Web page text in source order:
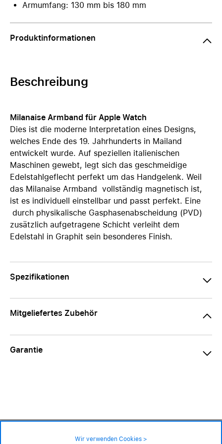
Armumfang: 130 mm bis 180 mm
Produktinformationen
Beschreibung
Milanaise Armband für Apple Watch
Dies ist die moderne Interpretation eines Designs,
welches Ende des 19. Jahrhunderts in Mailand
entwickelt wurde. Auf speziellen italienischen
Maschinen gewebt, legt sich das geschmeidige
Edelstahlgeflecht perfekt um das Handgelenk. Weil
das Milanaise Armband vollständig magnetisch ist,
ist es individuell einstellbar und passt perfekt. Eine
durch physikalische Gasphasenabscheidung (PVD)
zusätzlich aufgetragene Schicht verleiht dem
Edelstahl in Graphit sein besonderes Finish.
Spezifikationen
Mitgeliefertes Zubehör
Garantie
nur wenige Stk. an Lager – jetzt bestellen
Wir verwenden Cookies >